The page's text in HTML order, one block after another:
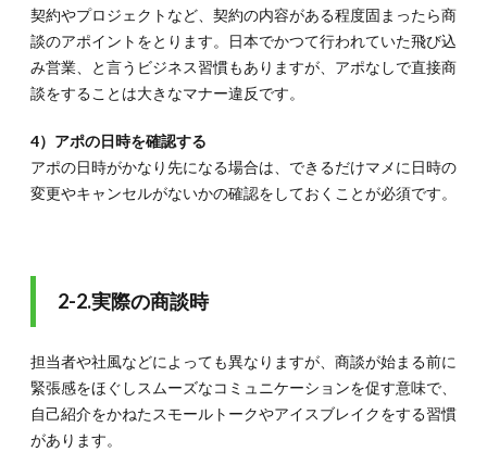
契約やプロジェクトなど、契約の内容がある程度固まったら商
談のアポイントをとります。日本でかつて行われていた飛び込
み営業、と言うビジネス習慣もありますが、アポなしで直接商
談をすることは大きなマナー違反です。
4）アポの日時を確認する
アポの日時がかなり先になる場合は、できるだけマメに日時の
変更やキャンセルがないかの確認をしておくことが必須です。
2-2.実際の商談時
担当者や社風などによっても異なりますが、商談が始まる前に
緊張感をほぐしスムーズなコミュニケーションを促す意味で、
自己紹介をかねたスモールトークやアイスブレイクをする習慣
があります。